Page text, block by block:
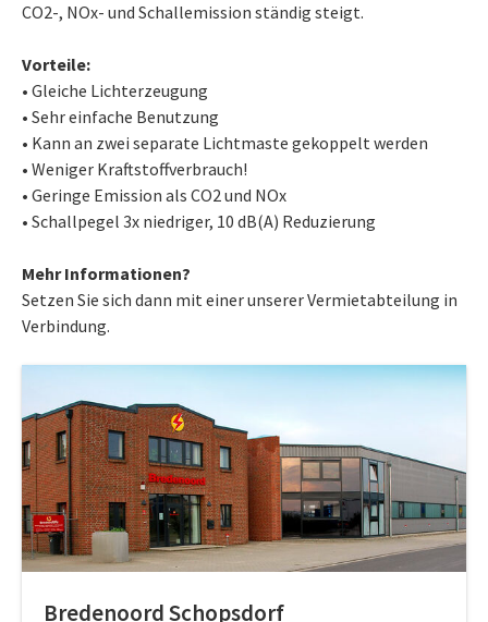
CO2-, NOx- und Schallemission ständig steigt.
Vorteile:
• Gleiche Lichterzeugung
• Sehr einfache Benutzung
• Kann an zwei separate Lichtmaste gekoppelt werden
• Weniger Kraftstoffverbrauch!
• Geringe Emission als CO2 und NOx
• Schallpegel 3x niedriger, 10 dB(A) Reduzierung
Mehr Informationen?
Setzen Sie sich dann mit einer unserer Vermietabteilung in
Verbindung.
Bredenoord Schopsdorf